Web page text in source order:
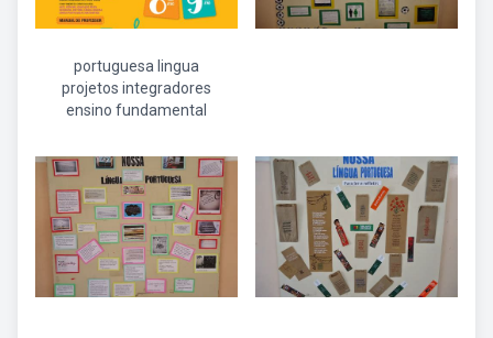
portuguesa lingua
projetos integradores
ensino fundamental